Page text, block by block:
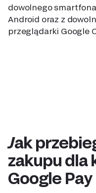
dowolnego
Android oraz z
przeglądarki Google
Jak przebiega proces
zakupu dla
Google Pay